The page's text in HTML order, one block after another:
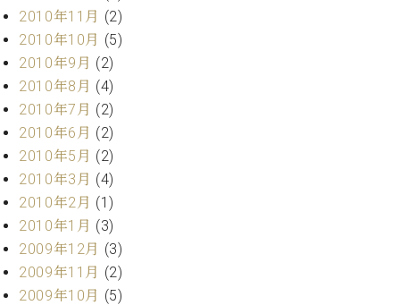
調
律
師
紹
調
律
料
金
表
お
い
合
わ
2010年11月 (2)
2010年10月 (5)
2010年9月 (2)
2010年8月 (4)
2010年7月 (2)
2010年6月 (2)
2010年5月 (2)
2010年3月 (4)
2010年2月 (1)
2010年1月 (3)
2009年12月 (3)
2009年11月 (2)
2009年10月 (5)